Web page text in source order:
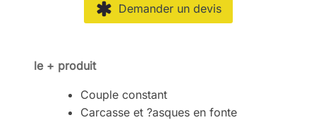
Demander un devis
le + produit
Couple constant
Carcasse et ?asques en fonte